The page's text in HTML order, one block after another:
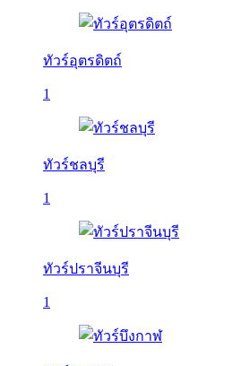
ทัวร์อุตรดิตถ์
1
ทัวร์ชลบุรี
1
ทัวร์ปราจีนบุรี
1